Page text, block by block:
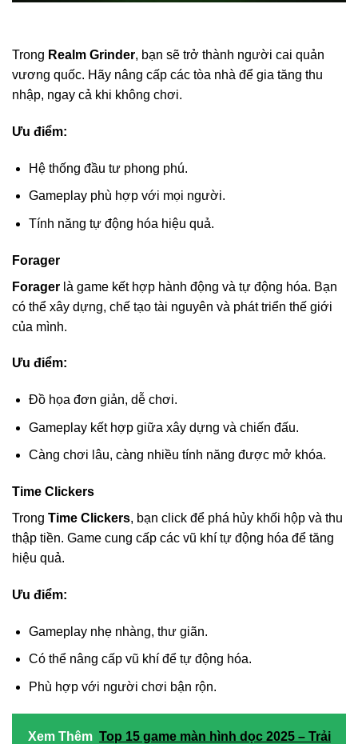
Trong Realm Grinder, bạn sẽ trở thành người cai quản
vương quốc. Hãy nâng cấp các tòa nhà để gia tăng thu
nhập, ngay cả khi không chơi.
Ưu điểm:
Hệ thống đầu tư phong phú.
Gameplay phù hợp với mọi người.
Tính năng tự động hóa hiệu quả.
Forager
Forager là game kết hợp hành động và tự động hóa. Bạn
có thể xây dựng, chế tạo tài nguyên và phát triển thế giới
của mình.
Ưu điểm:
Đồ họa đơn giản, dễ chơi.
Gameplay kết hợp giữa xây dựng và chiến đấu.
Càng chơi lâu, càng nhiều tính năng được mở khóa.
Time Clickers
Trong Time Clickers, bạn click để phá hủy khối hộp và thu
thập tiền. Game cung cấp các vũ khí tự động hóa để tăng
hiệu quả.
Ưu điểm:
Gameplay nhẹ nhàng, thư giãn.
Có thể nâng cấp vũ khí để tự động hóa.
Phù hợp với người chơi bận rộn.
Xem Thêm Top 15 game màn hình dọc 2025 – Trải